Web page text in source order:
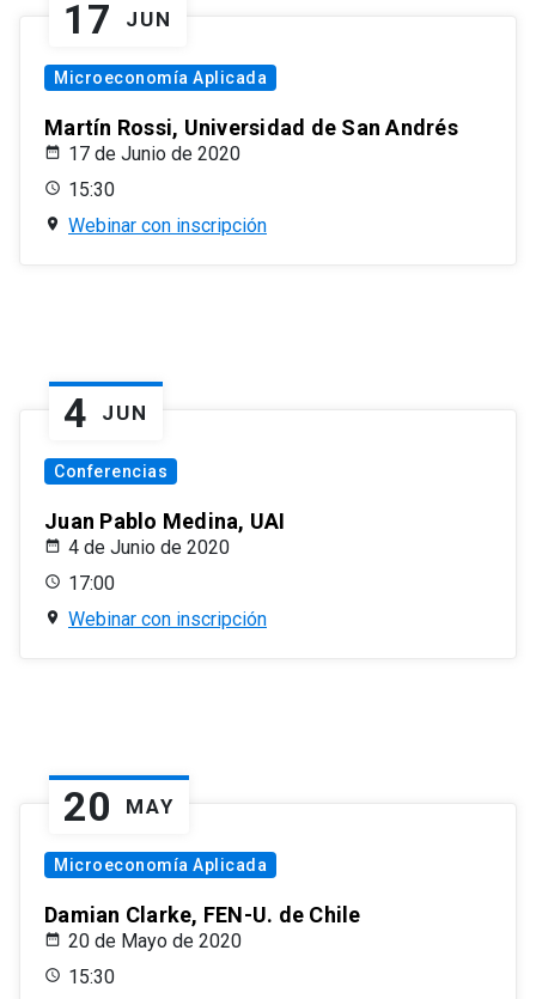
17 JUN
Microeconomía Aplicada
Martín Rossi, Universidad de San Andrés
17 de Junio de 2020
15:30
Webinar con inscripción
4 JUN
Conferencias
Juan Pablo Medina, UAI
4 de Junio de 2020
17:00
Webinar con inscripción
20 MAY
Microeconomía Aplicada
Damian Clarke, FEN-U. de Chile
20 de Mayo de 2020
15:30